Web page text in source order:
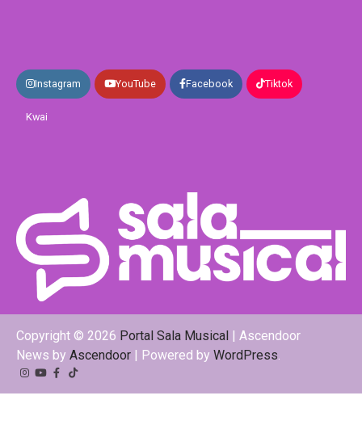
Instagram YouTube Facebook Tiktok
Kwai
Copyright © 2026 Portal Sala Musical
| Ascendoor
News by Ascendoor | Powered by WordPress.
Instagram
YouTube
Facebook
Tiktok